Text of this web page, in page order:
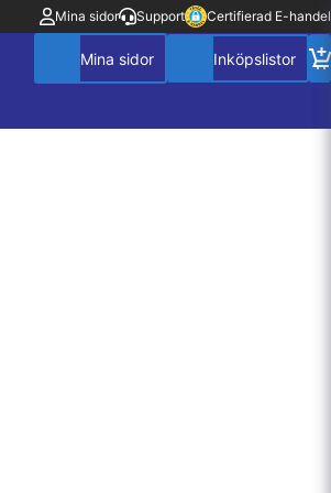
Mina sidor Support Certifierad E-handel